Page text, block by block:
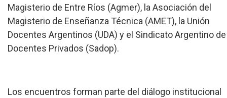
Magisterio de Entre Ríos (Agmer), la Asociación del
Magisterio de Enseñanza Técnica (AMET), la Unión
Docentes Argentinos (UDA) y el Sindicato Argentino de
Docentes Privados (Sadop).
Los encuentros forman parte del diálogo institucional